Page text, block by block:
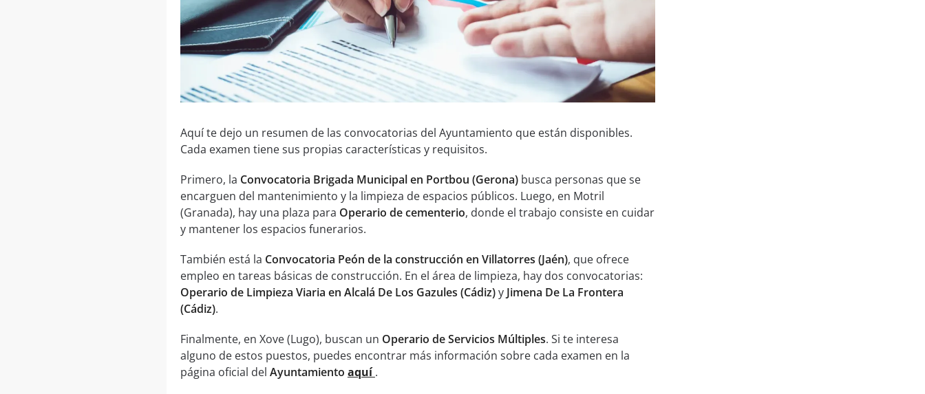
Aquí te dejo un resumen de las convocatorias del Ayuntamiento que están disponibles.
Cada examen tiene sus propias características y requisitos.
Primero, la Convocatoria Brigada Municipal en Portbou (Gerona)busca personas que se
encarguen del mantenimiento y la limpieza de espacios públicos. Luego, en Motril
(Granada), hay una plaza para Operario de cementerio, donde el trabajo consiste en cuidar
y mantener los espacios funerarios.
También está la Convocatoria Peón de la construcción en Villatorres (Jaén), que ofrece
empleo en tareas básicas de construcción. En el área de limpieza, hay dos convocatorias:
Operario de Limpieza Viaria en Alcalá De Los Gazules (Cádiz)y Jimena De La Frontera
(Cádiz).
Finalmente, en Xove (Lugo), buscan un Operario de Servicios Múltiples. Si te interesa
alguno de estos puestos, puedes encontrar más información sobre cada examen en la
página oficial del Ayuntamiento aquí.